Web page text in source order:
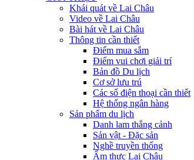
Khái quát về Lai Châu
Video về Lai Châu
Bài hát về Lai Châu
Thông tin cần thiết
Điểm mua sắm
Điểm vui chơi giải trí
Bản đồ Du lịch
Cơ sở lưu trú
Các số điện thoại cần thiết
Hệ thống ngân hàng
Sản phẩm du lịch
Danh lam thắng cảnh
Sản vật - Đặc sản
Nghề truyền thống
Ẩm thực Lai Châu